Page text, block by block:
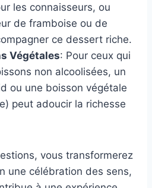
les connaisseurs, ou
de framboise ou de
ce dessert riche.
Végétales: Pour ceux qui
non alcoolisées, un
ou une boisson végétale
peut adoucir la richesse
vous transformerez
une célébration des sens,